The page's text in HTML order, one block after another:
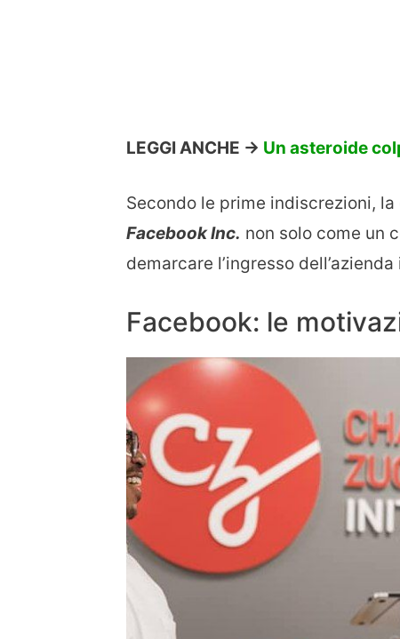
LEGGI ANCHE -> Un asteroide
Secondo le prime indiscrezioni,
Facebook Inc. non solo come un
demarcare l’ingresso
Facebook: le